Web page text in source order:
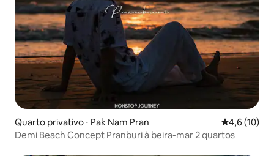
Quarto privativo ⋅ Pak Nam Pran 4,6 de uma
4,6 (10)
Demi Beach Concept Pranburi à beira-mar 2 quartos